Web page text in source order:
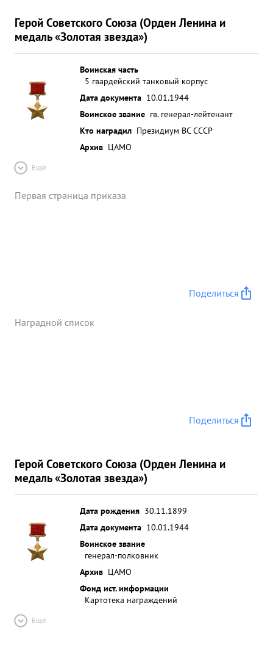
Герой Советского Союза (Орден Ленина и
медаль «Золотая звезда»)
Воинская часть
5 гвардейский танковый корпус
Дата документа 10.01.1944
Воинское звание гв. генерал-лейтенант
Кто наградил Президиум ВС СССР
Архив ЦАМО
Ещё
Первая страница приказа
Поделиться
Наградной список
Поделиться
Герой Советского Союза (Орден Ленина и
медаль «Золотая звезда»)
Дата рождения 30.11.1899
Дата документа 10.01.1944
Воинское звание
генерал-полковник
Архив ЦАМО
Фонд ист. информации
Картотека награждений
Ещё